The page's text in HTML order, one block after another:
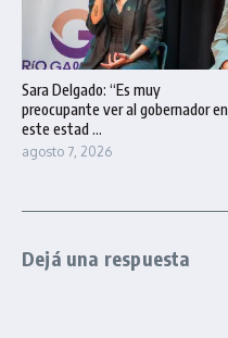
Sara Delgado: “Es muy
preocupante ver al gobernador en
este estad ...
agosto 7, 2026
Dejá una respuesta